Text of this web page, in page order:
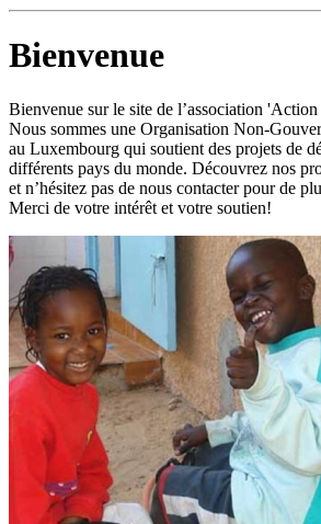
Bienvenue
Bienvenue sur le site de l’association
Nous sommes une Organisation Non-
au Luxembourg qui soutient des projets de
différents pays du monde. Découvrez nos
et n’hésitez pas de nous contacter pour de
Merci de votre intérêt et votre soutien!